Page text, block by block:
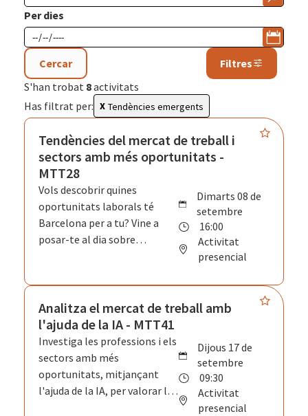
Per dies
Cercar
Filtres
S'han trobat 8activitats
Has filtrat per:
Tendències emergents
Tendències del mercat de treball i
sectors amb més oportunitats -
MTT28
Vols descobrir quines
oportunitats laborals té
Barcelona per a tu? Vine a
posar-te al dia sobre
creixent, coneix el mercat de
treball i les ocupacions
emergents a la ciutat.
També, coneixeràs les
competències i els
coneixements més
demandats per tal que tinguis
dimarts 08 de
setembre
16:00
Activitat
presencial
Analitza el mercat de treball amb
l'ajuda de la IA - MTT41
Investiga les professions i els
sectors amb més
oportunitats, mitjançant
l'ajuda de la IA, per valorar la
dijous 17 de
setembre
09:30
Activitat
presencial